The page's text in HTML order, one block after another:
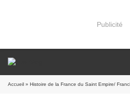
Publicité
Accueil » Histoire de la France du Saint Empire/ Francie Médiane ou Lotharingie 33 CH.2